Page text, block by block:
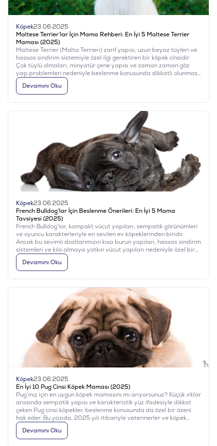
Köpek23.06.2025
Maltese Terrier’lar İçin Mama Rehberi: En İyi 5 Maltese Terrier
Maması (2025)
Maltese Terrier (Malta Terrierı) zarif yapısı, uzun beyaz tüyleri ve
hassas sindirim sistemiyle özel ilgi gerektiren bir köpek cinsidir.
Çok tüylü olmaları, minyatür çene yapısı ve zaman zaman göz
yaşı problemleri nedeniyle beslenme konusunda dikkatli olunması
gerekir. Bu yazıda, 2025 yılının en çok tercih edilen, uzmanlar
tarafından önerilen en iyi 5 Maltese Terrier mamasını ve
beslenme ipuçlarını sizin için derledik.
Devamını Oku
Köpek23.06.2025
French Bulldog’lar İçin Beslenme Önerileri: En İyi 5 Mama
Tavsiyesi (2025)
French Bulldog’lar, kompakt vücut yapıları, sempatik görünümleri
ve oyuncu karakterleriyle en sevilen ev köpeklerinden biridir.
Ancak bu sevimli dostlarımızın kısa burun yapıları, hassas sindirim
sistemleri ve kilo almaya yatkın vücut yapıları nedeniyle özel bir
beslenme programına ihtiyacı vardır. Bu yazıda, French Bulldog
cinsi için önerilen beslenme stratejilerini ve 2025 yılının en iyi 5
mama tavsiyesini bulacaksınız.
Devamını Oku
Köpek23.06.2025
En İyi 10 Pug Cinsi Köpek Maması (2025)
Pug’ınız için en uygun köpek mamasını mı arıyorsunuz? Küçük ırklar
arasında sempatik yapısı ve karakteristik yüz ifadesiyle dikkat
çeken Pug cinsi köpekler, beslenme konusunda da özel bir özeni
hak eder. Bu yazıda, 2025 yılı itibariyle veterinerler ve köpek
sahipleri tarafından en çok önerilen Pug maması markalarını bir
araya getirdik. Hazırsanız, Pug’ların sağlıklı, enerjik ve mutlu
kalmasını sağlayan en iyi 10 köpek mamasına birlikte göz atalım!
Devamını Oku